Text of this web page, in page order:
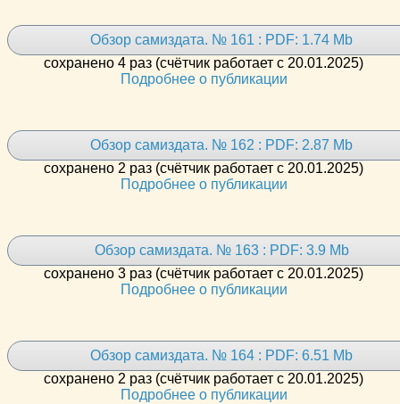
Обзор самиздата. № 161 : PDF: 1.74 Mb
сохранено 4 раз (счётчик работает с 20.01.2025)
Подробнее о публикации
Обзор самиздата. № 162 : PDF: 2.87 Mb
сохранено 2 раз (счётчик работает с 20.01.2025)
Подробнее о публикации
Обзор самиздата. № 163 : PDF: 3.9 Mb
сохранено 3 раз (счётчик работает с 20.01.2025)
Подробнее о публикации
Обзор самиздата. № 164 : PDF: 6.51 Mb
сохранено 2 раз (счётчик работает с 20.01.2025)
Подробнее о публикации